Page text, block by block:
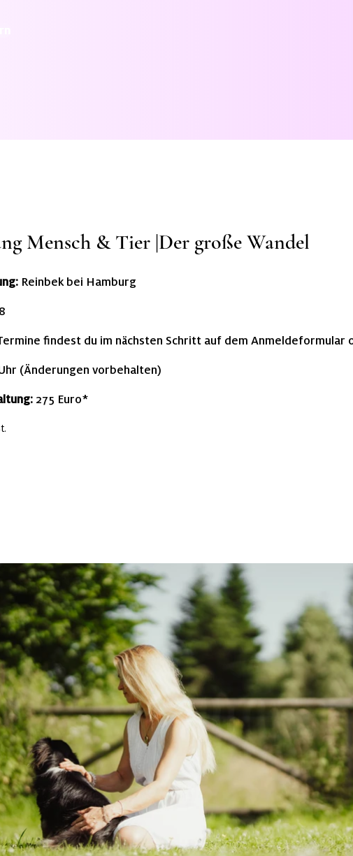
Mensch & Tier |Der große Wandel
Reinbek bei Hamburg
findest du im nächsten Schritt auf dem
(Änderungen vorbehalten)
275 Euro*